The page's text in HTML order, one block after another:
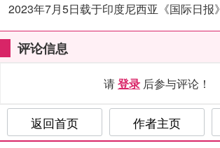
2023年7月5日载于印度尼西亚《国际日报》
评论信息
请登录 后参与评论！
返回首页 作者主页